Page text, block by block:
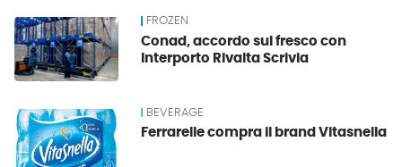
News FROZEN
Conad, accordo sul fresco con
Interporto Rivalta Scrivia
BEVERAGE
Ferrarelle compra il brand Vitasnella